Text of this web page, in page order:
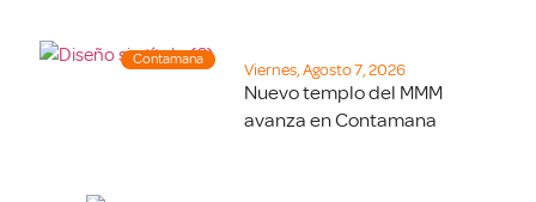
Contamana
Viernes, Agosto 7, 2026
Nuevo templo del MMM
avanza en Contamana